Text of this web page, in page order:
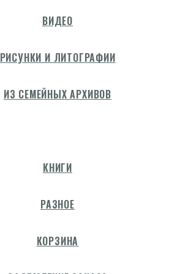
ВИДЕО
РИСУНКИ И ЛИТОГРАФИИ
ИЗ СЕМЕЙНЫХ АРХИВОВ
КНИГИ
РАЗНОЕ
КОРЗИНА